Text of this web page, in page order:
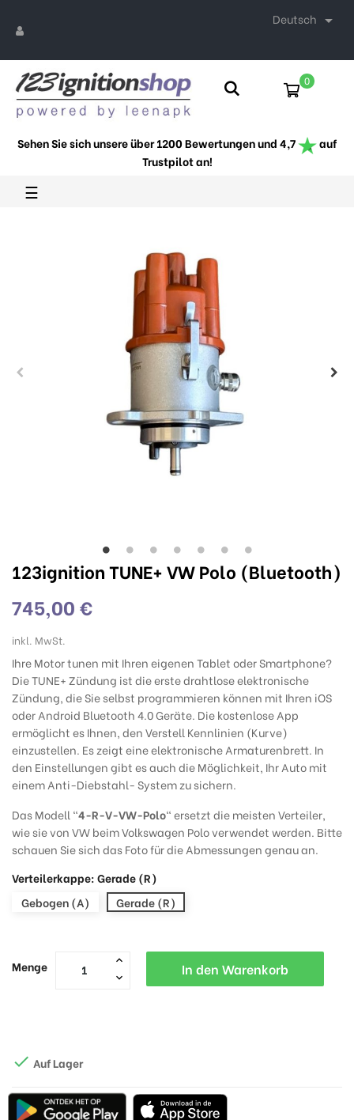
Deutsch 
0
Sehen Sie sich unsere über 1200 Bewertungen und 4,7
auf
Trustpilot an!
Umschalten
der
☰
123ignition TUNE+ VW Polo (Bluetooth)
745,00 €
inkl. MwSt.
Ihre Motor tunen mit Ihren eigenen Tablet oder Smartphone?
Die TUNE+ Zündung ist die erste drahtlose elektronische
Zündung, die Sie selbst programmieren können mit Ihren iOS
oder Android Bluetooth 4.0 Geräte. Die kostenlose App
ermöglicht es Ihnen, den Verstell Kennlinien (Kurve)
einzustellen. Es zeigt eine elektronische Armaturenbrett. In
den Einstellungen gibt es auch die Möglichkeit, Ihr Auto mit
einem Anti-Diebstahl- System zu sichern.
Das Modell "4-R-V-VW-Polo" ersetzt die meisten Verteiler,
wie sie von VW beim Volkswagen Polo verwendet werden. Bitte
schauen Sie sich das Foto für die Abmessungen genau an.
Verteilerkappe: Gerade (R)
Gebogen (A)
Gerade (R)
Menge In den Warenkorb
 Auf Lager